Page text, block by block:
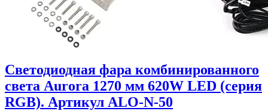
Светодиодная фара комбинированного
света Aurora 1270 мм 620W LED (серия
RGB). Артикул ALO-N-50